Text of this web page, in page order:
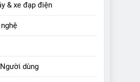
& xe đạp điện
dùng